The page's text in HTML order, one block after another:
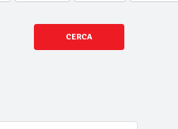
CERCA